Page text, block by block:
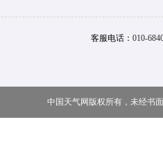
客服电话： 010-
中国天气网版权所有，未经